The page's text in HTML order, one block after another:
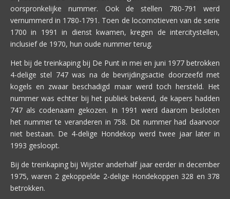
oorspronkelijke nummer. Ook de stellen 780-791 werd
vernummerd in 1780-1791. Toen de locomotieven van de serie
1700 in 1991 in dienst kwamen, kregen de intercitystellen,
inclusief de 1970, hun oude nummer terug.
Het bij de treinkaping bij De Punt in mei en juni 1977 betrokken
4-delige stel 747 was na de bevrijdingsactie doorzeefd met
kogels en zwaar beschadigd maar werd toch hersteld. Het
nummer was echter bij het publiek bekend, de kapers hadden
747 als codenaam gekozen. In 1991 werd daarom besloten
het nummer te veranderen in 758. Dit nummer had daarvoor
niet bestaan. De 4-delige Hondekop werd twee jaar later in
1993 gesloopt.
Bij de treinkaping bij Wijster anderhalf jaar eerder in december
1975, waren 2 gekoppelde 2-delige Hondekoppen 328 en 378
betrokken.